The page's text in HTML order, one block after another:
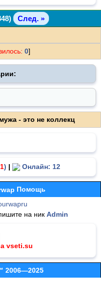
След. »
0]
- это не коллекц
1) | Онлайн: 12
Помощь
на ник Admin
vseti.su
2006—2025